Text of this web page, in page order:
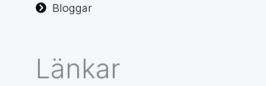
Bloggar
Länkar